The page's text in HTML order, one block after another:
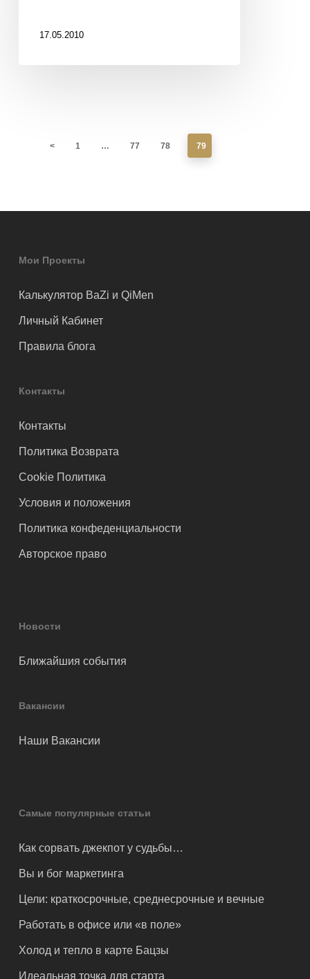
17.05.2010
< 1 … 77 78 79
Мои Проекты
Калькулятор BaZi и QiMen
Личный Кабинет
Правила блога
Контакты
Контакты
Политика Возврата
Cookie Политика
Условия и положения
Политика конфеденциальности
Авторское право
Новости
Ближайшия события
Вакансии
Наши Вакансии
Самые популярные статьи
Как сорвать джекпот у судьбы…
Вы и бог маркетинга
Цели: краткосрочные, среднесрочные и вечные
Работать в офисе или «в поле»
Холод и тепло в карте Бацзы
Идеальная точка для старта